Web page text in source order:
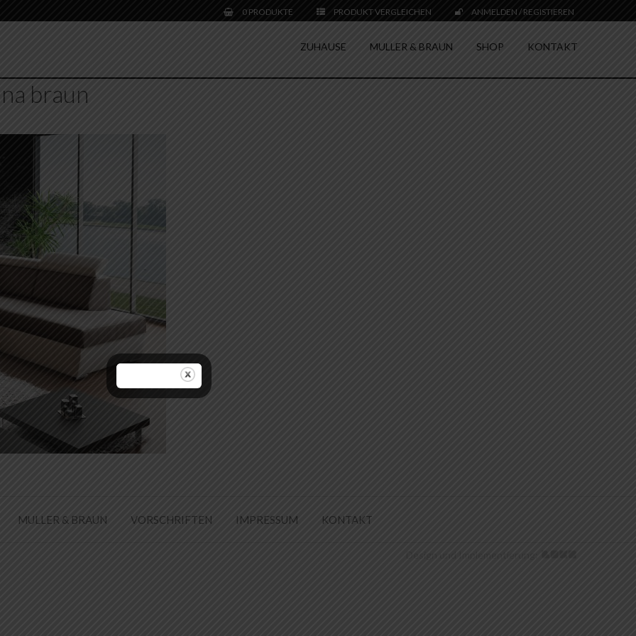
0 PRODUKTE PRODUKT VERGLEICHEN ANMELDEN / REGISTIEREN
ZUHAUSE MULLER & BRAUN SHOP KONTAKT
braun
MULLER & BRAUN VORSCHRIFTEN IMPRESSUM KONTAKT